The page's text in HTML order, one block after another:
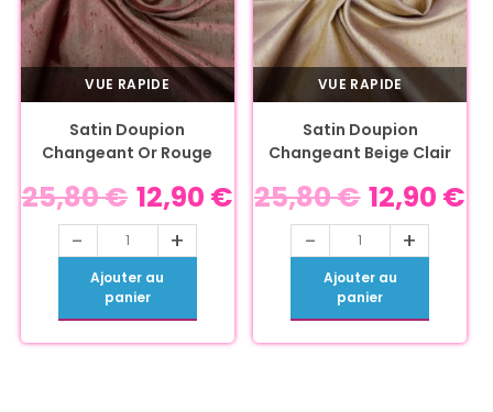
VUE RAPIDE
Satin Doupion
Changeant Or Rouge
25,80€ 12,90 €
- +
Ajouter au
panier
VUE RAPIDE
Satin Doupion
Changeant Beige Clair
25,80€ 12,90 €
- +
Ajouter au
panier